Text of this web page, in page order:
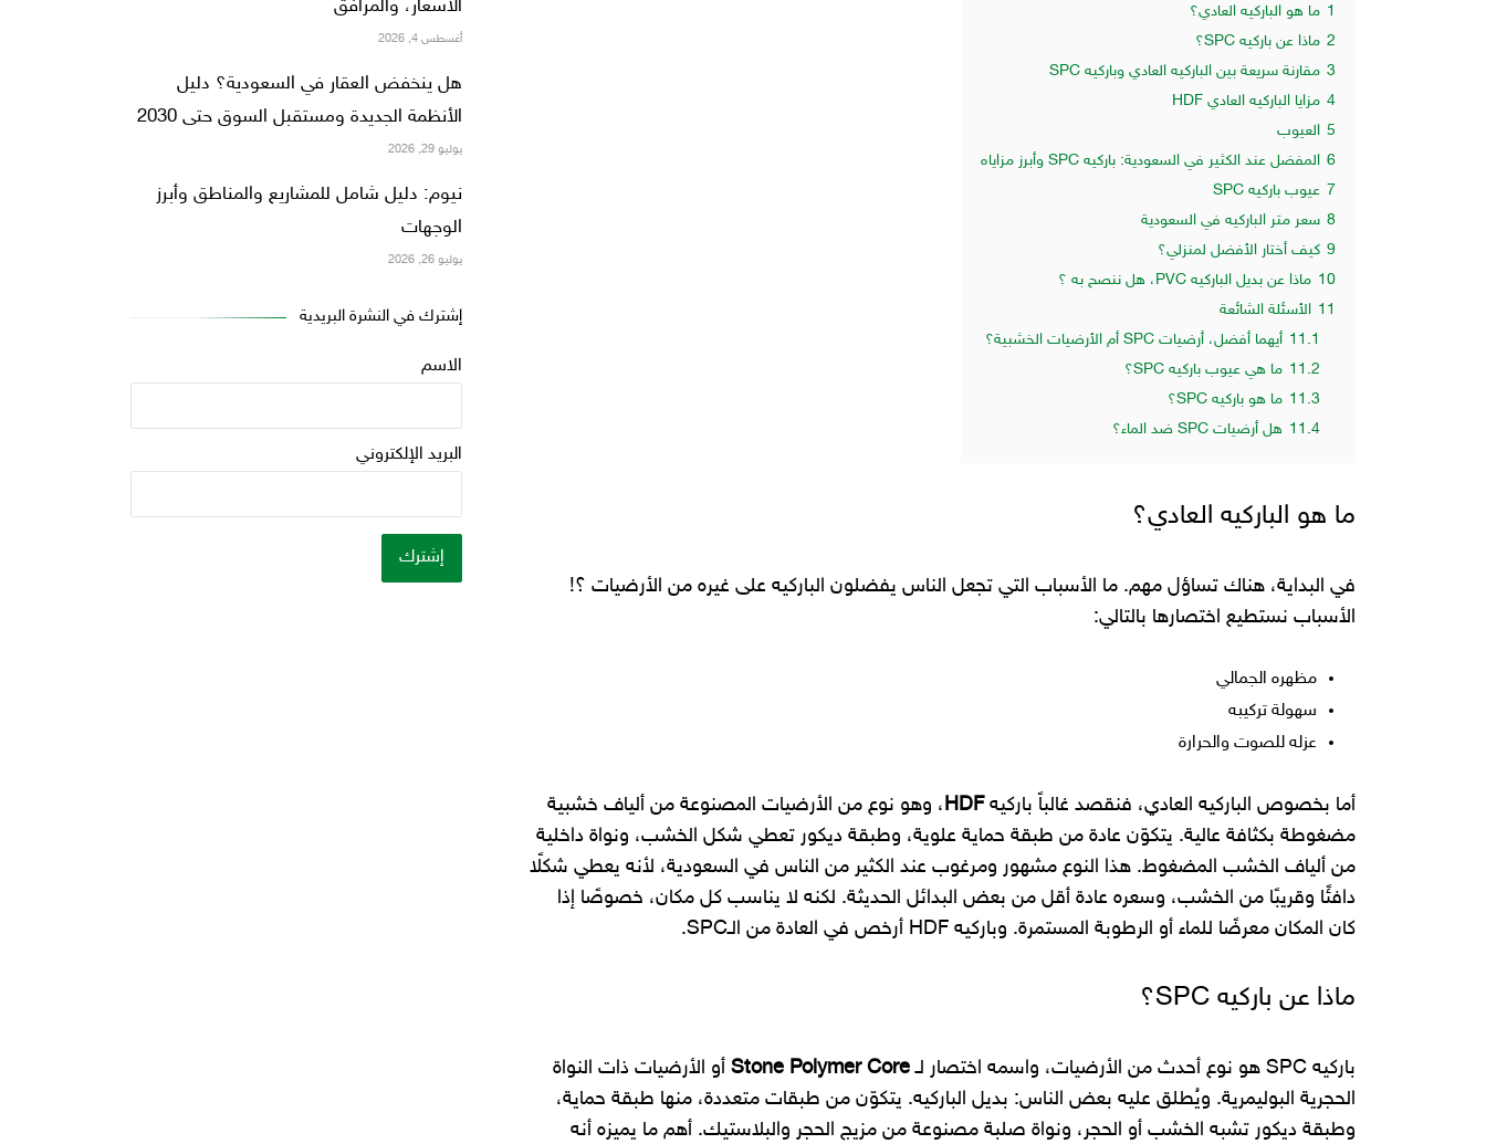
1 ما هو الباركيه العادي؟
2 ماذا عن باركيه SPC؟
3 مقارنة سريعة بين الباركيه العادي وباركيه SPC
4 مزايا الباركيه العادي HDF
5 العيوب
6 المفضل عند الكثير في السعودية: باركيه SPC وأبرز مزاياه
7 عيوب باركيه SPC
8 سعر متر الباركيه في السعودية
9 كيف أختار الأفضل لمنزلي؟
10 ماذا عن بديل الباركيه PVC، هل ننصح به ؟
11 الأسئلة الشائعة
11.1 أيهما أفضل، أرضيات SPC أم الأرضيات الخشبية؟
11.2 ما هي عيوب باركيه SPC؟
11.3 ما هو باركيه SPC؟
11.4 هل أرضيات SPC ضد الماء؟
ما هو الباركيه العادي؟
في البداية، هناك تساؤل مهم. ما الأسباب التي تجعل الناس يفضلون الباركيه على غيره من الأرضيات ؟!
الأسباب نستطيع اختصارها بالتالي:
مظهره الجمالي
سهولة تركيبه
عزله للصوت والحرارة
أما بخصوص الباركيه العادي، فنقصد غالباً باركيهHDF، وهو نوع من الأرضيات المصنوعة من ألياف خشبية
مضغوطة بكثافة عالية. يتكوّن عادة من طبقة حماية علوية، وطبقة ديكور تعطي شكل الخشب، ونواة داخلية
من ألياف الخشب المضغوط. هذا النوع مشهور ومرغوب عند الكثير من الناس في السعودية، لأنه يعطي شكلًا
دافئًا وقريبًا من الخشب، وسعره عادة أقل من بعض البدائل الحديثة. لكنه لا يناسب كل مكان، خصوصًا إذا
كان المكان معرضًا للماء أو الرطوبة المستمرة. وباركيه HDF أرخص في العادة من الـSPC.
ماذا عن باركيه SPC؟
باركيه SPC هو نوع أحدث من الأرضيات، واسمه اختصار لـ Stone Polymer Core أو الأرضيات ذات النواة
الحجرية البوليمرية. ويُطلق عليه بعض الناس: بديل الباركيه. يتكوّن من طبقات متعددة، منها طبقة حماية،
وطبقة ديكور تشبه الخشب أو الحجر، ونواة صلبة مصنوعة من مزيج الحجر والبلاستيك. أهم ما يميزه أنه
الأسعار، والمرافق
أغسطس 4, 2026
هل ينخفض العقار في السعودية؟ دليل
الأنظمة الجديدة ومستقبل السوق حتى 2030
يوليو 29, 2026
نيوم: دليل شامل للمشاريع والمناطق وأبرز
الوجهات
يوليو 26, 2026
إشترك في النشرة البريدية
الاسم
البريد الإلكتروني